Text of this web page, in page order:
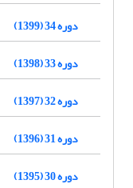
دوره 34 (1399)
دوره 33 (1398)
دوره 32 (1397)
دوره 31 (1396)
دوره 30 (1395)